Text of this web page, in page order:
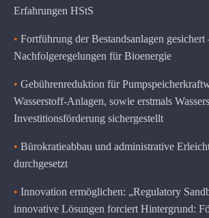
Erfahrungen HStS
• Fortführung der Bestandsanlagen gesichert
Nachfolgeregelungen für Bioenergie
• Gebührenreduktion für
Wasserstoff-Anlagen, sowie erstmals
Investitionsförderung sichergestellt
• Bürokratieabbau und administrative
durchgesetzt
• Innovation ermöglichen: „Regulatory
innovative Lösungen forciert Hintergrund: